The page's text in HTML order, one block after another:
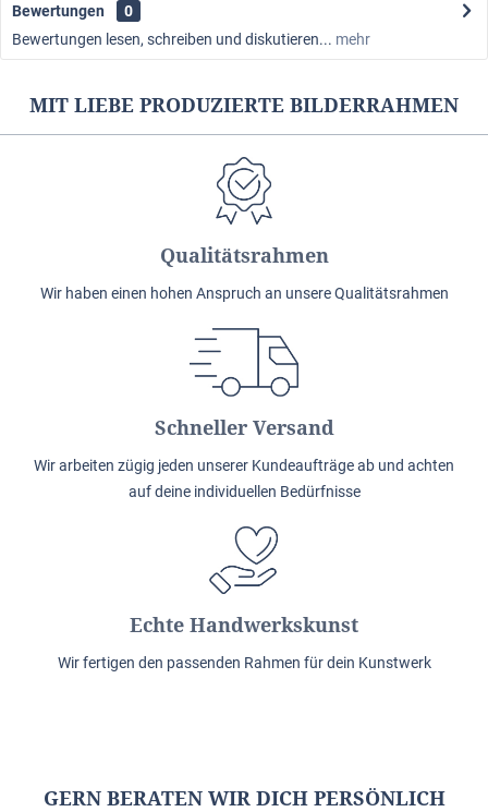
Bewertungen
0
Bewertungen lesen, schreiben und diskutieren... mehr
MIT LIEBE PRODUZIERTE BILDERRAHMEN
Qualitätsrahmen
Wir haben einen hohen Anspruch an unsere Qualitätsrahmen
Schneller Versand
Wir arbeiten zügig jeden unserer Kundeaufträge ab und achten
auf deine individuellen Bedürfnisse
Echte Handwerkskunst
Wir fertigen den passenden Rahmen für dein Kunstwerk
GERN BERATEN WIR DICH PERSÖNLICH